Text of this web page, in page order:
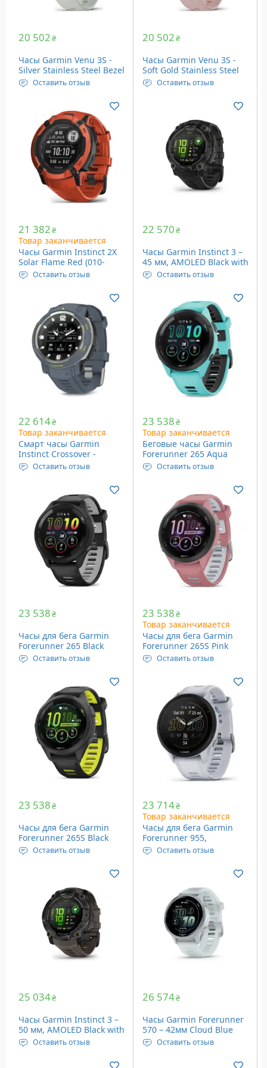
20 502₴
Часы Garmin Venu 3S -
Silver Stainless Steel Bezel
with Sage Gray Case and
Silicone Band (010-02785-
Оставить отзыв
Дисплей: 1.2", 390 x 390,
Память: встроенная, 8
Вес: 40 грамм
Цвет: Silver Stainless
Steel Bezel with Sage Gray
Case and Silicone Band
20 502₴
Часы Garmin Venu 3S -
Soft Gold Stainless Steel
Bezel with Dust Rose Case
and Silicone Band (010-
Оставить отзыв
Дисплей: 1.2", 390 x 390,
Память: встроенная, 8
Вес: 40 грамм
Цвет: Soft Gold Stainless
Steel Bezel with Dust Rose
Case and Silicone Band
21 382₴
Товар заканчивается
Часы Garmin Instinct 2X
Solar Flame Red (010-
02805-01)
Оставить отзыв
Дисплей: черно-белый,
1.1” (28 мм), 176 x 176
пикселей
Датчики: GPS, шагомер,
компас, и др.
Вес: 67 грамм
Цвет: Flame Red
Солнечная подзарядка
22 570₴
Часы Garmin Instinct 3 –
45 мм, AMOLED Black with
Black Silicone Band
Оставить отзыв
Дисплей: 1.2″ (30 мм), 390
x 390 пикселей
Память: 4 Гб
Вес: 53 грамма
22 614₴
Товар заканчивается
Смарт часы Garmin
Instinct Crossover -
Standard Edition, Blue
Granite (010-02730-04)
Оставить отзыв
Диагональ дисплея: 2.3 х
Разрешение дисплея:
208 x 208 пикселей
Вес: 65 грамм
Цвет: Blue Granite
23 538₴
Товар заканчивается
Беговые часы Garmin
Forerunner 265 Aqua
(010-02810-12)
Оставить отзыв
(32.5 мм), 416 х 416
пикселей
Датчики: Wi-Fi, Bluetooth,
GPS и др.
Вес: 47 грамм
Цвет: aqua
23 538₴
Часы для бега Garmin
Forerunner 265 Black
(010-02810-10)
Оставить отзыв
(32.5 мм), 416 х 416
пикселей
Датчики: Wi-Fi, Bluetooth,
GPS и др.
Вес: 47 грамм
Цвет: черный
23 538₴
Товар заканчивается
Часы для бега Garmin
Forerunner 265S Pink
(010-02810-15)
Оставить отзыв
(28.1 мм), 360 х 360
пикселей
Датчики: Wi-Fi, Bluetooth,
GPS и др.
Вес: 39 грамм
Цвет: розовый
23 538₴
Часы для бега Garmin
Forerunner 265S Black
(010-02810-13)
Оставить отзыв
пикселей
Датчики: Wi-Fi, Bluetooth,
GPS и др.
Вес: 39 грамм
Цвет: черный
23 714₴
Товар заканчивается
Часы для бега Garmin
Forerunner 955,
Whitestone (010-02638-31)
Оставить отзыв
Дисплей: 1.3”, 260 x 260
пикселей
Вес: 52 грамм
Цвет: whitestone
25 034₴
Часы Garmin Instinct 3 –
50 мм, AMOLED Black with
Charcoal Brown Silicone
Band
Оставить отзыв
Дисплей: 1.3″ (33 мм), 416
26 574₴
Часы Garmin Forerunner
570 – 42мм Cloud Blue
Aluminum with
Translucent
Whitestone/Cloud Blue
Оставить отзыв
Дисплей: 1.2″ (30.4 мм),